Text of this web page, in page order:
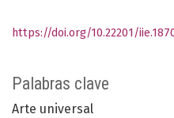
Palabras clave
Arte universal
https://doi.org/10.22201/